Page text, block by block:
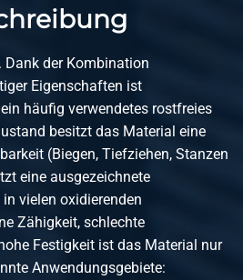
13x1 K320 ungeglüht
1,81
13x1,5 K320 ungeglüht
der Kombination
Eigenschaften ist
häufig verwendetes rostfreies
besitzt das Material eine
(Biegen, Tiefziehen, Stanzen
eine ausgezeichnete
vielen oxidierenden
Zähigkeit, schlechte
Festigkeit ist das Material nur
Anwendungsgebiete: